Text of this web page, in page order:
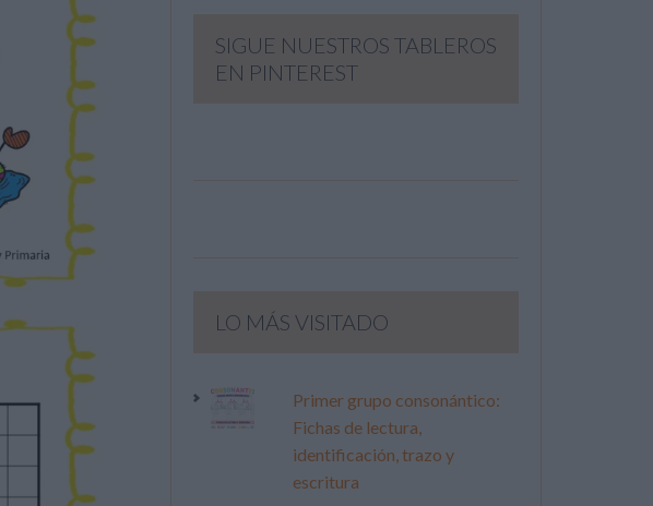
SIGUE NUESTROS TABLEROS
EN PINTEREST
LO MÁS VISITADO
Primer grupo consonántico:
Fichas de lectura,
identificación, trazo y
escritura